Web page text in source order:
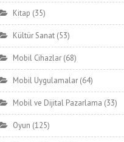
Kitap (35)
Kültür Sanat (53)
Mobil Cihazlar (68)
Mobil Uygulamalar (64)
Mobil ve Dijital Pazarlama (33)
Oyun (125)